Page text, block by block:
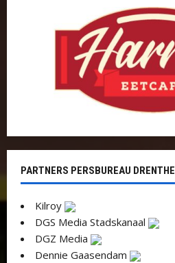
PARTNERS PERSBUREAU DRENTHE
Kilroy
DGS Media Stadskanaal
DGZ Media
Dennie Gaasendam